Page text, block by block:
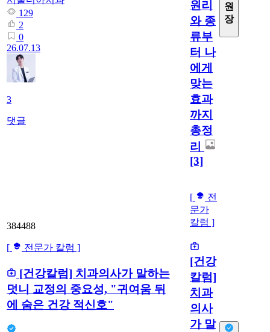
129
2
0
26.07.13
3
댓글
원리
와 종
류부
터 나
에게
맞는
효과
까지
총정
리
[3]
원
장
384488
[ 전문가 칼럼 ]
[건강칼럼] 치과의사가 말하는
덧니 교정의 중요성, "귀여움 뒤
에 숨은 건강 적신호"
[
전
문가
칼럼 ]
[건강
칼럼]
치과
의사
가 말